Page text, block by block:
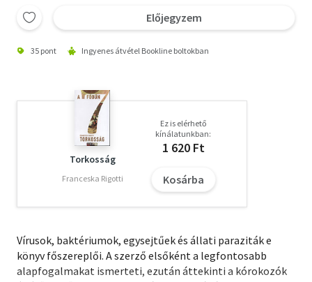
Előjegyzem
35 pont Ingyenes átvétel Bookline boltokban
Torkosság
Franceska Rigotti
Ez is elérhető
kínálatunkban:
1 620 Ft
Kosárba
Vírusok, baktériumok, egysejtűek és állati paraziták e
könyv főszereplői. A szerző elsőként a legfontosabb
alapfogalmakat ismerteti, ezután áttekinti a kórokozók